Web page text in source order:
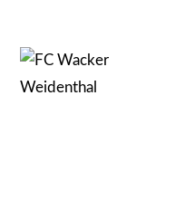
springen